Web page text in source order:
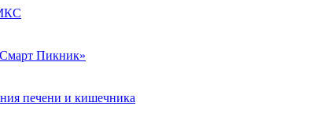
Пикник»
печени и кишечника